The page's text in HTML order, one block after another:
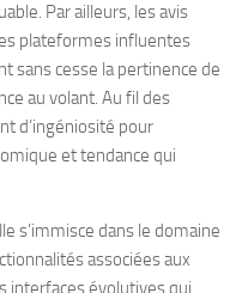
Par ailleurs, les avis
plateformes influentes
sans cesse la pertinence de
au volant. Au fil des
d’ingéniosité pour
et tendance qui
s’immisce dans le domaine
associées aux
interfaces évolutives qui